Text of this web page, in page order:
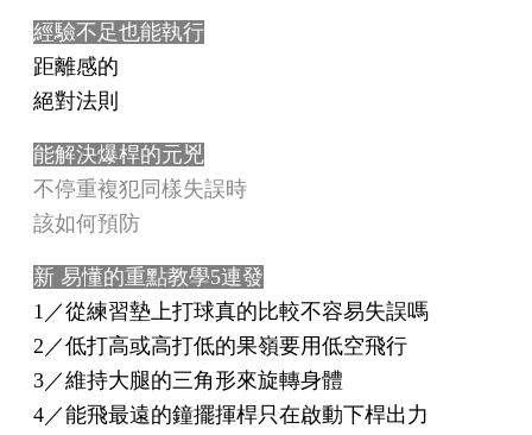
經驗不足也能執行
距離感的
絕對法則
能解決爆桿的元兇
不停重複犯同樣失誤時
該如何預防
新 易懂的重點教學5連發
1／從練習墊上打球真的比較不容易失誤嗎
2／低打高或高打低的果嶺要用低空飛行
3／維持大腿的三角形來旋轉身體
4／能飛最遠的鐘擺揮桿只在啟動下桿出力